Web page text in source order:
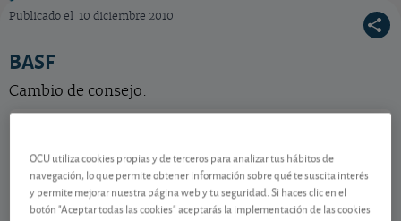
Publicado el 10 diciembre 2010
BASF
Cambio de consejo.
10/08/2026 Fráncfort
0,04 EUR (0,08 %)
Ver detalladamente
OCU utiliza cookies propias y de terceros para analizar tus hábitos de
navegación, lo que permite obtener información sobre qué te suscita interés
y permite mejorar nuestra página web y tu seguridad. Si haces clic en el
botón "Aceptar todas las cookies" aceptarás la implementación de las cookies